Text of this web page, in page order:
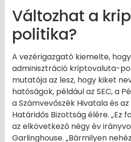
Változhat a
politika?
A vezérigazgató kiemelte,
adminisztráció kriptovaluta-
mutatója az lesz, hogy kiket
hatóságok, például az SEC, a
a Számvevőszék Hivatala és
Határidős Bizottság élére. „Ez
az elkövetkező négy év
Garlinghouse. „Bármilyen